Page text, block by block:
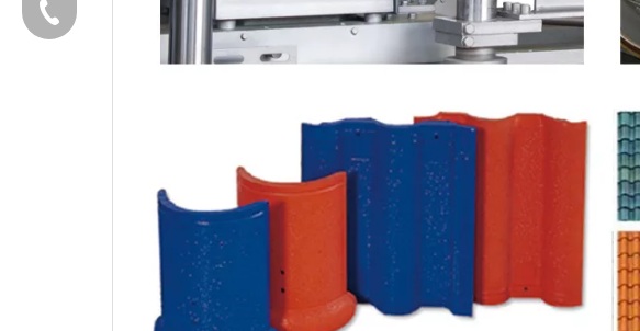
+86-595 22356782